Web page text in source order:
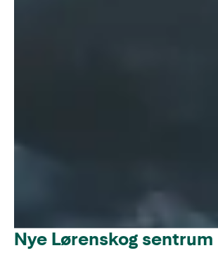
Nye Lørenskog sentrum